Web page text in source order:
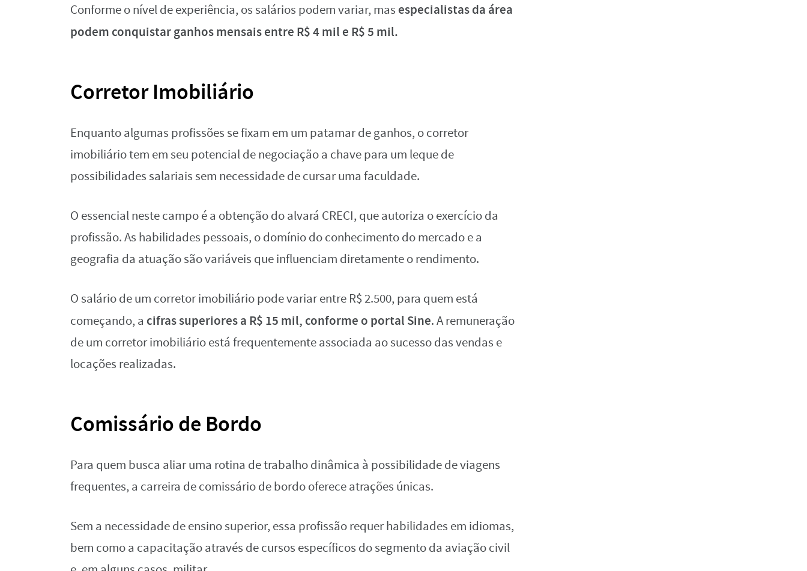
Conforme o nível de experiência, os salários podem variar, mas especialistas da área
podem conquistar ganhos mensais entre R$ 4 mil e R$ 5 mil.
Corretor Imobiliário
Enquanto algumas profissões se fixam em um patamar de ganhos, o corretor
imobiliário tem em seu potencial de negociação a chave para um leque de
possibilidades salariais sem necessidade de cursar uma faculdade.
O essencial neste campo é a obtenção do alvará CRECI, que autoriza o exercício da
profissão. As habilidades pessoais, o domínio do conhecimento do mercado e a
geografia da atuação são variáveis que influenciam diretamente o rendimento.
O salário de um corretor imobiliário pode variar entre R$ 2.500, para quem está
começando, a cifras superiores a R$ 15 mil, conforme o portal Sine. A remuneração
de um corretor imobiliário está frequentemente associada ao sucesso das vendas e
locações realizadas.
Comissário de Bordo
Para quem busca aliar uma rotina de trabalho dinâmica à possibilidade de viagens
frequentes, a carreira de comissário de bordo oferece atrações únicas.
Sem a necessidade de ensino superior, essa profissão requer habilidades em idiomas,
bem como a capacitação através de cursos específicos do segmento da aviação civil